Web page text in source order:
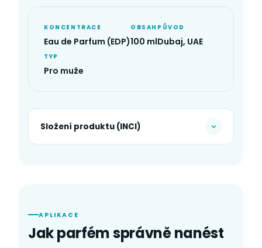
KONCENTRACE
Eau de Parfum (EDP)
OBSAH
100 ml
PŮVOD
Dubaj, UAE
TYP
Pro muže
Složení produktu (INCI)
APLIKACE
Jak parfém správně nanést